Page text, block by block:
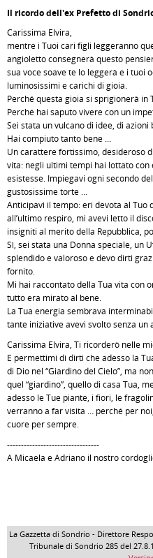
Il ricordo dell'ex Prefetto di
Carissima Elvira,
mentre i Tuoi cari figli leggeranno
angioletto consegnerà questo
sua voce soave te lo leggerà e i tuoi
luminosissimi e carichi di gioia.
Perché questa gioia si sprigionerà in
Perché hai saputo vivere con un
Sei stata un vulcano di idee, di azioni
Hai compiuto tanto bene …
Un carattere fortissimo, desideroso
vita: negli ultimi tempi hai lottato
esistesse. Impiegavi ogni secondo
gustosissime torte …
Anticipavi il tempo: eri devota al Tuo
all’ultimo respiro, mi avevi letto il
insigniti al merito della Repubblica,
Sì, sei stata una Donna speciale, un
splendido e valoroso e devo dirti
fornito.
Mi hai raccontato della Tua vita con
tutto era mirato al bene.
La Tua energia sembrava
tante iniziative avevi svolto senza
Carissima Elvira, Ti ricorderò nelle
E permettimi di dirti che adesso la
di Dio nel “Giardino del Cielo”, ma
quel “giardino”, quello di casa Tua,
adesso le Tue piante, i fiori, le
verranno a far visita … perché per
cuore per sempre.
---------------------------------
A Micaela e Adriano il nostro
La Gazzetta di Sondrio - Direttore
Tribunale di Sondrio 285 del